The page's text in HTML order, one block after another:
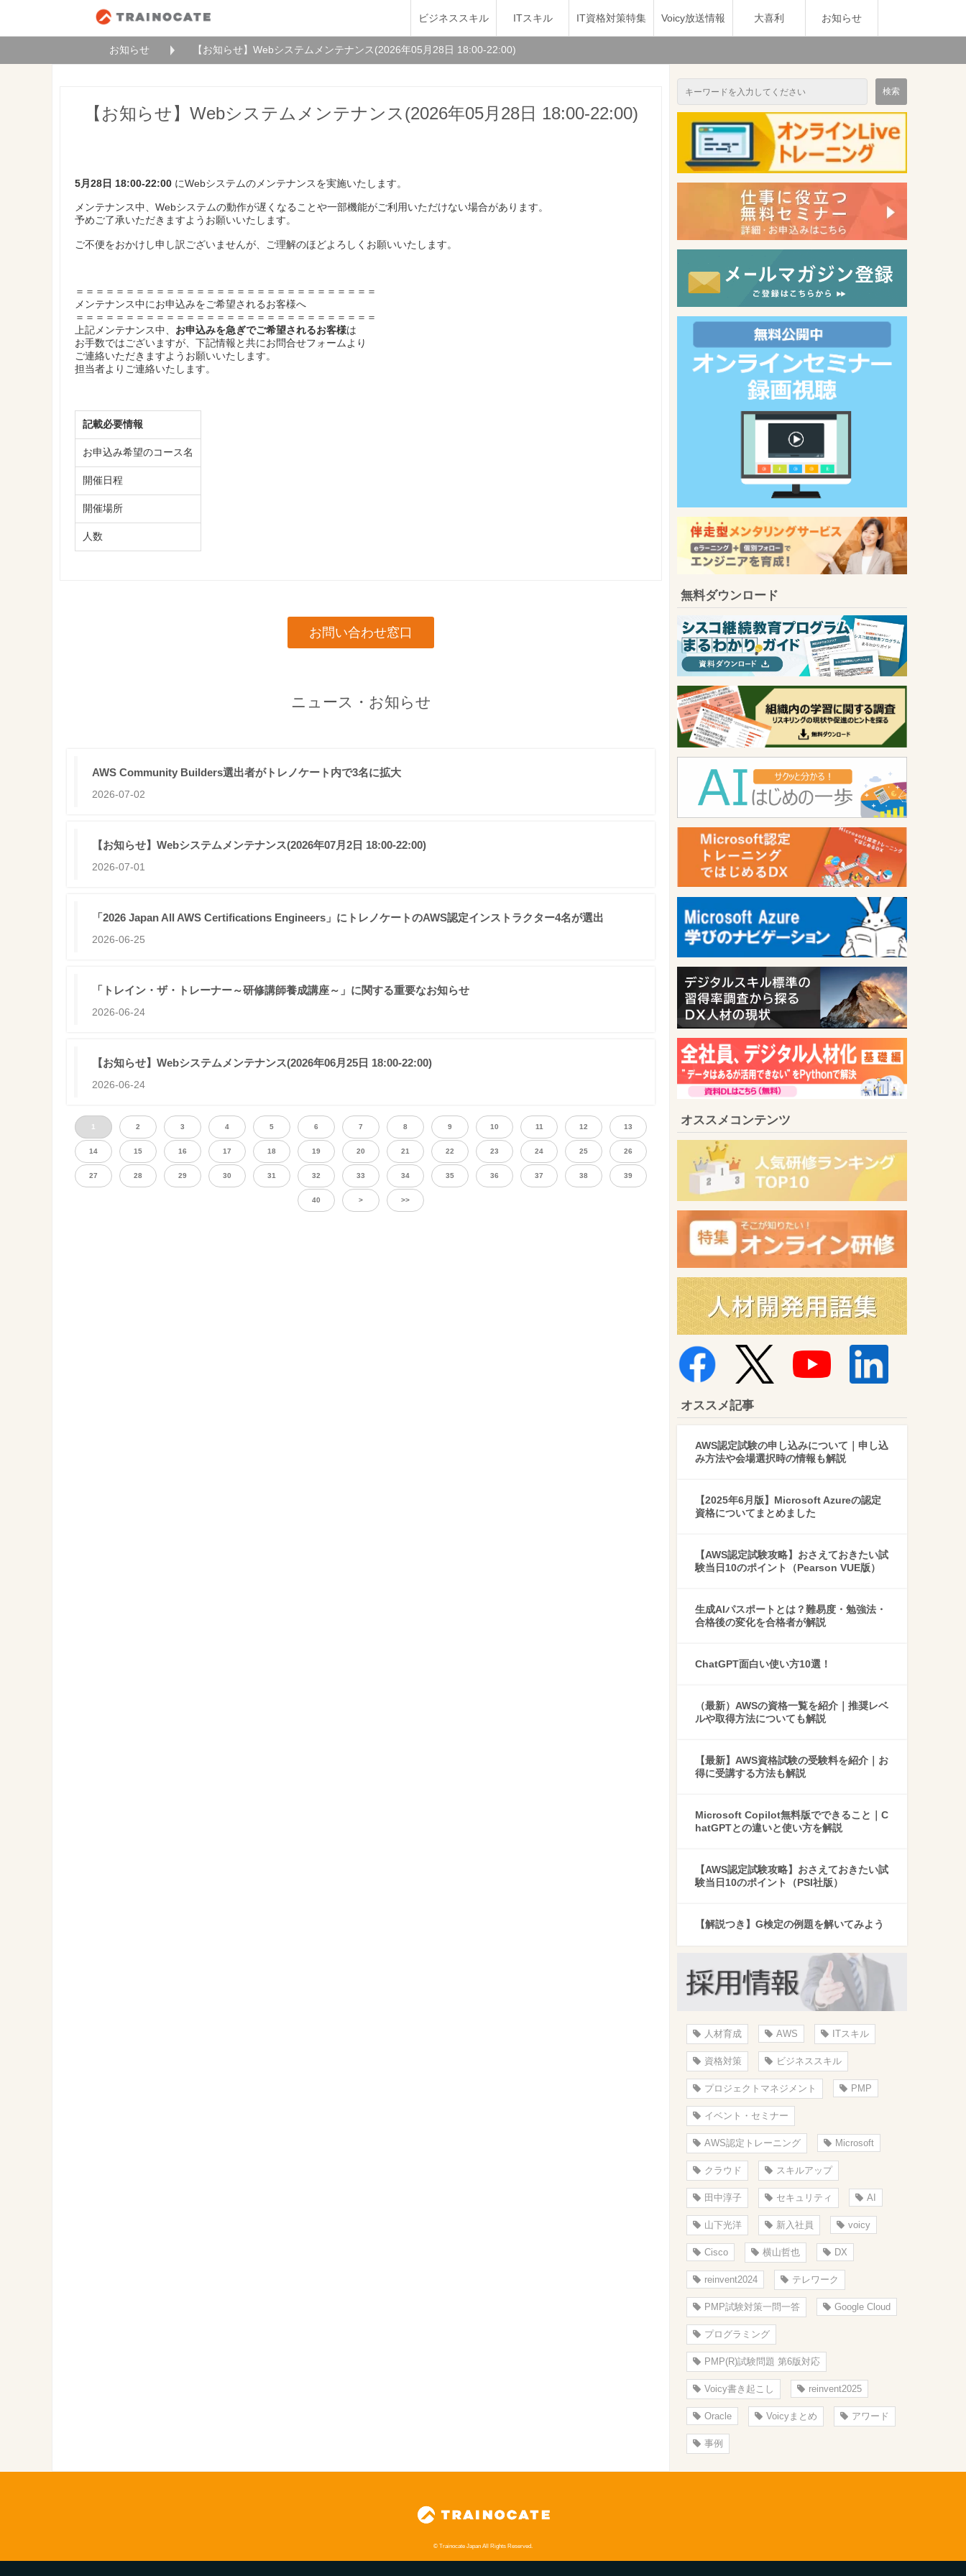
ビジネススキル ITスキル IT資格対策特集 Voicy放送情報 大喜利 お知らせ
お知らせ 【お知らせ】Webシステムメンテナンス(2026年05月28日 18:00-22:00)
【お知らせ】Webシステムメンテナンス(2026年05月28日 18:00-22:00)
5月28日 18:00-22:00 にWebシステムのメンテナンスを実施いたします。
メンテナンス中、Webシステムの動作が遅くなることや一部機能がご利用いただけない場合があります。
予めご了承いただきますようお願いいたします。
ご不便をおかけし申し訳ございませんが、ご理解のほどよろしくお願いいたします。
＝＝＝＝＝＝＝＝＝＝＝＝＝＝＝＝＝＝＝＝＝＝＝＝＝＝＝＝＝＝
メンテナンス中にお申込みをご希望されるお客様へ
＝＝＝＝＝＝＝＝＝＝＝＝＝＝＝＝＝＝＝＝＝＝＝＝＝＝＝＝＝＝
上記メンテナンス中、 お申込みを急ぎでご希望されるお客様は
お手数ではございますが、下記情報と共にお問合せフォームより
ご連絡いただきますようお願いいたします。
担当者よりご連絡いたします。
記載必要情報
お申込み希望のコース名
開催日程
開催場所
人数
お問い合わせ窓口
ニュース・お知らせ
AWS Community Builders選出者がトレノケート内で3名に拡大
2026-07-02
【お知らせ】Webシステムメンテナンス(2026年07月2日 18:00-22:00)
2026-07-01
「2026 Japan All AWS Certifications Engineers」にトレノケートのAWS認定インストラクター4名が選出
2026-06-25
「トレイン・ザ・トレーナー～研修講師養成講座～」に関する重要なお知らせ
2026-06-24
【お知らせ】Webシステムメンテナンス(2026年06月25日 18:00-22:00)
2026-06-24
1 2 3 4 5 6 7 8 9 10 11 12 13
14 15 16 17 18 19 20 21 22 23 24 25 26
27 28 29 30 31 32 33 34 35 36 37 38 39
40 > >>
無料ダウンロード
オススメコンテンツ
オススメ記事
AWS認定試験の申し込みについて｜申し込
み方法や会場選択時の情報も解説
【2025年6月版】Microsoft Azureの認定
資格についてまとめました
【AWS認定試験攻略】おさえておきたい試
験当日10のポイント（Pearson VUE版）
生成AIパスポートとは？難易度・勉強法・
合格後の変化を合格者が解説
ChatGPT面白い使い方10選！
（最新）AWSの資格一覧を紹介｜推奨レベ
ルや取得方法についても解説
【最新】AWS資格試験の受験料を紹介｜お
得に受講する方法も解説
Microsoft Copilot無料版でできること｜C
hatGPTとの違いと使い方を解説
【AWS認定試験攻略】おさえておきたい試
験当日10のポイント（PSI社版）
【解説つき】G検定の例題を解いてみよう
人材育成 AWS ITスキル
資格対策 ビジネススキル
プロジェクトマネジメント PMP
イベント・セミナー
AWS認定トレーニング Microsoft
クラウド スキルアップ
田中淳子 セキュリティ AI
山下光洋 新入社員 voicy
Cisco 横山哲也 DX
reinvent2024 テレワーク
PMP試験対策一問一答 Google Cloud
プログラミング
PMP(R)試験問題 第6版対応
Voicy書き起こし reinvent2025
Oracle Voicyまとめ アワード
事例
© Trainocate Japan All Rights Reserved.